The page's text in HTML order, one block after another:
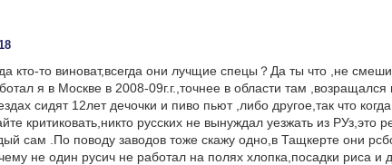
кто-то виноват,всегда они лучщие спецы？Да ты что ,не
я в Москве в 2008-09г.г.,точнее в области там ,возращался
сидят 12лет дечочки и пиво пьют ,либо другое,так что
критиковать,никто русских не вынуждал уезжать из РУз,это
сам .По поводу заводов тоже скажу одно,в Тащкерте они
не один русич не работал на полях хлопка,посадки риса и